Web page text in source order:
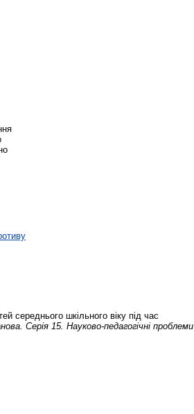
середнього шкільного віку під час
Серія 15. Науково-педагогічні проблеми